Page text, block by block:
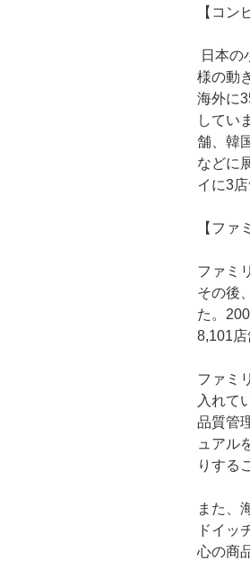
【コン
日本の
様の動
海外に
してい
舗、韓
などに
イに3
【ファ
ファミ
その後
た。
8,101店
ファミ
入れて
品質管
ュアル
りする
また、
ドイッ
心の商